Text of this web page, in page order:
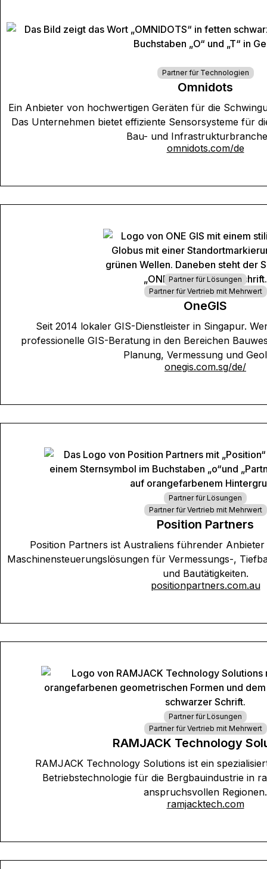
Partner für Technologien
Omnidots
Ein Anbieter von hochwertigen Geräten für die
Das Unternehmen bietet effiziente Sensorsysteme für
Bau- und
omnidots.com/de
Partner für Lösungen
Partner für Vertrieb mit Mehrwert
OneGIS
Seit 2014 lokaler GIS-Dienstleister in Singapur.
professionelle GIS-Beratung in den Bereichen
Planung, Vermessung und
onegis.com.sg/de/
Partner für Lösungen
Partner für Vertrieb mit Mehrwert
Position Partners
Position Partners ist Australiens führender
Maschinensteuerungslösungen für Vermessungs-,
und Bautätigkeiten.
positionpartners.com.au
Partner für Lösungen
Partner für Vertrieb mit Mehrwert
RAMJACK Technology
RAMJACK Technology Solutions ist ein
Betriebstechnologie für die Bergbauindustrie in
anspruchsvollen Regionen.
ramjacktech.com